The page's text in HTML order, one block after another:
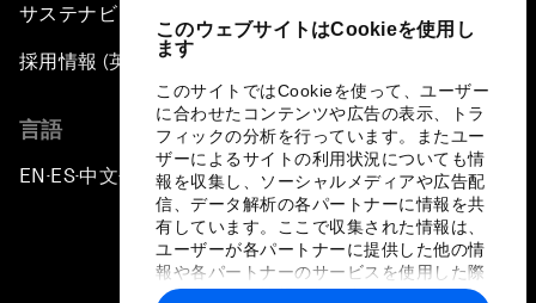
このウェブサイトはCookieを使用し
ます
このサイトではCookieを使って、ユーザー
に合わせたコンテンツや広告の表示、トラ
フィックの分析を行っています。またユー
ザーによるサイトの利用状況についても情
報を収集し、ソーシャルメディアや広告配
信、データ解析の各パートナーに情報を共
有しています。ここで収集された情報は、
ユーザーが各パートナーに提供した他の情
報や各パートナーのサービスを使用した際
に収集された情報と組み合わされ、各パー
サステナビリティへの取り組み
採用情報 (英語のみ)
言語
EN ▪ES▪中文▪ 日本語